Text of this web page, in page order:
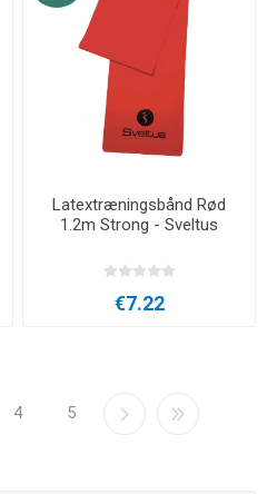
Latextræningsbånd Rød
1.2m Strong - Sveltus
€7.22
4 5